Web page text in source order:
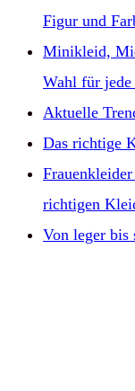
Figur und
Minikleid,
Wahl für
Aktuelle
Das richtige
richtigen
Von leger